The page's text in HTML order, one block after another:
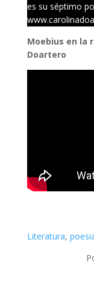
es su séptimo
Moebius en la
Doartero
Literatura,